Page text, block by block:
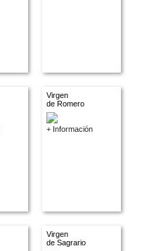
Virgen
de Romero
+ Información
Virgen
de Sagrario